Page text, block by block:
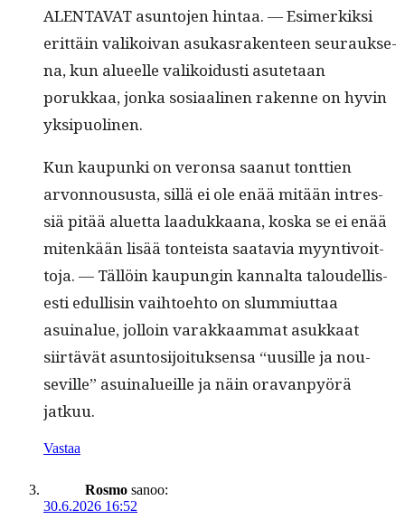
ALENTAVAT asun­to­jen hin­taa. — Esimerkik­si
erit­täin valikoivan asukas­rak­en­teen seu­rauk­se­
na, kun alueelle valikoidusti asute­taan
porukkaa, jon­ka sosi­aa­li­nen rakenne on hyvin
yksipuolinen.
Kun kaupun­ki on veron­sa saanut tont­tien
arvon­nousus­ta, sil­lä ei ole enää mitään intres­
siä pitää aluet­ta laadukkaana, kos­ka se ei enää
mitenkään lisää ton­teista saatavia myyn­tivoit­
to­ja. — Täl­löin kaupun­gin kannal­ta taloudel­lis­
es­ti edullisin vai­h­toe­hto on slum­mi­ut­taa
asuinalue, jol­loin varakkaam­mat asukkaat
siirtävät asun­tosi­joituk­sen­sa “uusille ja nou­
seville” asuinalueille ja näin ora­van­pyörä
jatkuu.
Vastaa
Rosmo sanoo:
30.6.2026 16:52